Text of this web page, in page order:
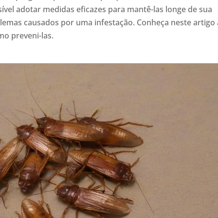
adotar medidas eficazes para mantê-las longe de sua
causados por uma infestação. Conheça neste artigo
preveni-las.